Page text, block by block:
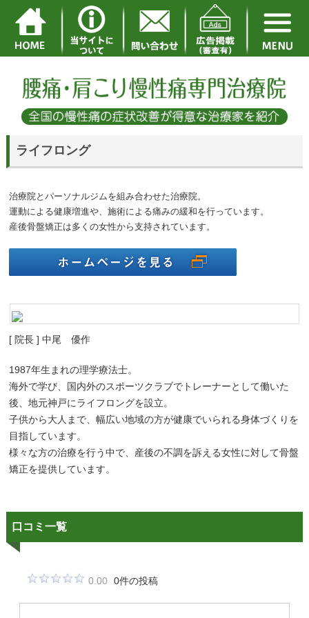
ライフロング
治療院とパーソナルジムを組み合わせた治療院。
運動による健康増進や、施術による痛みの緩和を行っています。
産後骨盤矯正は多くの女性から支持されています。
[ 院長 ] 中尾 優作
1987年生まれの理学療法士。
海外で学び、国内外のスポーツクラブでトレーナーとして働いた
後、地元神戸にライフロングを設立。
子供から大人まで、幅広い地域の方が健康でいられる身体づくりを
目指しています。
様々な方の治療を行う中で、産後の不調を訴える女性に対して骨盤
矯正を提供しています。
口コミ一覧
0.00 0件の投稿